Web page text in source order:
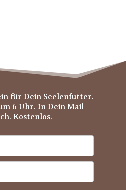
für Dein Seelenfutter.
6 Uhr. In Dein Mail-
Kostenlos.